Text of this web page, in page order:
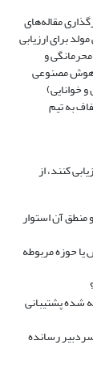
مقاله‌های
برای ارزیابی
و
هوش مصنوعی
خوانایی)
به تیم
کنند، از
منطق آن استوار
یا حوزه مربوطه
شده پشتیبانی
سردبیر رسانده